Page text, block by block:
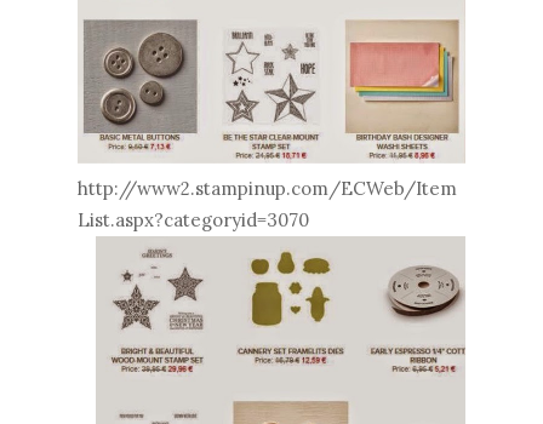
http://www2.stampinup.com/ECWeb/Item
List.aspx?categoryid=3070